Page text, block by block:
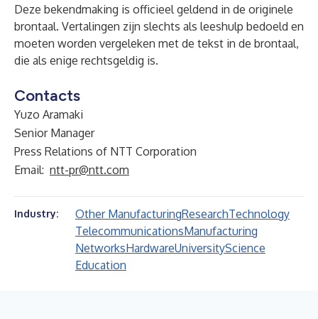
Deze bekendmaking is officieel geldend in de originele
brontaal. Vertalingen zijn slechts als leeshulp bedoeld en
moeten worden vergeleken met de tekst in de brontaal,
die als enige rechtsgeldig is.
Contacts
Yuzo Aramaki
Senior Manager
Press Relations of NTT Corporation
Email: ntt-pr@ntt.com
Industry: Other ManufacturingResearchTechnology
TelecommunicationsManufacturing
NetworksHardwareUniversityScience
Education